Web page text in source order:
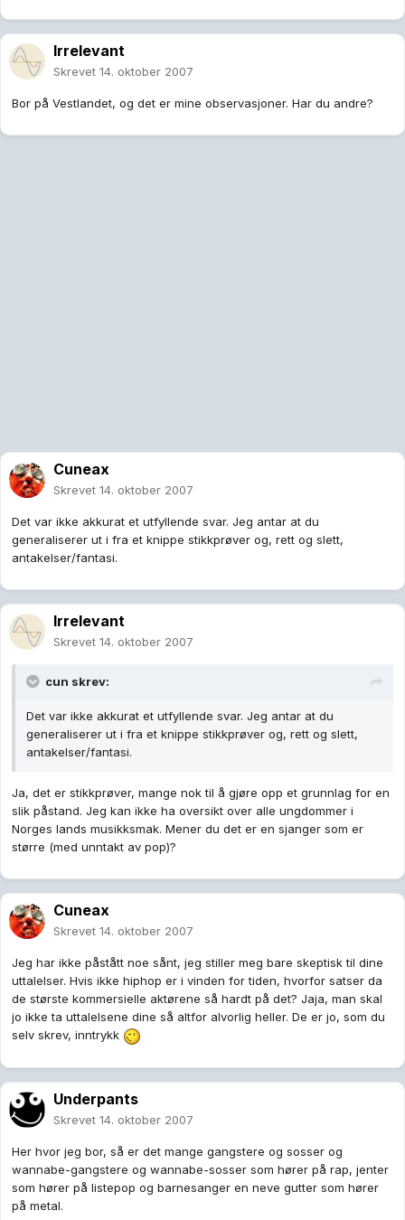
Irrelevant
Skrevet 14. oktober 2007
Bor på Vestlandet, og det er mine observasjoner. Har du andre?
Cuneax
Skrevet 14. oktober 2007
Det var ikke akkurat et utfyllende svar. Jeg antar at du
generaliserer ut i fra et knippe stikkprøver og, rett og slett,
antakelser/fantasi.
Irrelevant
Skrevet 14. oktober 2007
cun skrev:
Det var ikke akkurat et utfyllende svar. Jeg antar at du
generaliserer ut i fra et knippe stikkprøver og, rett og slett,
antakelser/fantasi.
Ja, det er stikkprøver, mange nok til å gjøre opp et grunnlag for en
slik påstand. Jeg kan ikke ha oversikt over alle ungdommer i
Norges lands musikksmak. Mener du det er en sjanger som er
større (med unntakt av pop)?
Cuneax
Skrevet 14. oktober 2007
Jeg har ikke påstått noe sånt, jeg stiller meg bare skeptisk til dine
uttalelser. Hvis ikke hiphop er i vinden for tiden, hvorfor satser da
de største kommersielle aktørene så hardt på det? Jaja, man skal
jo ikke ta uttalelsene dine så altfor alvorlig heller. De er jo, som du
selv skrev, inntrykk
Underpants
Skrevet 14. oktober 2007
Her hvor jeg bor, så er det mange gangstere og sosser og
wannabe-gangstere og wannabe-sosser som hører på rap, jenter
som hører på listepop og barnesanger en neve gutter som hører
på metal.